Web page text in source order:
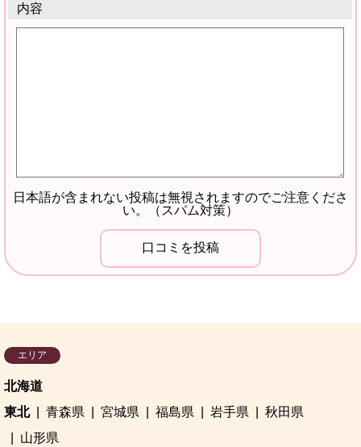
内容
日本語が含まれない投稿は無視されますのでご注意くださ
い。（スパム対策）
エリア
北海道
東北
青森県 宮城県 福島県 岩手県
秋田県
山形県